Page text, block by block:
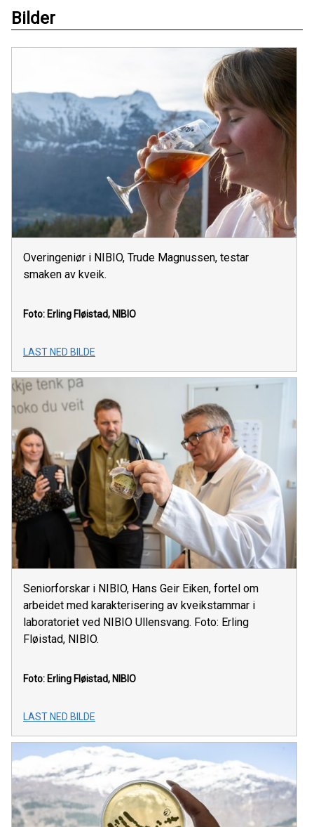
Bilder
Overingeniør i NIBIO, Trude Magnussen, testar
smaken av kveik.
Foto: Erling Fløistad, NIBIO
LAST NED BILDE
Seniorforskar i NIBIO, Hans Geir Eiken, fortel om
arbeidet med karakterisering av kveikstammar i
laboratoriet ved NIBIO Ullensvang. Foto: Erling
Fløistad, NIBIO.
Foto: Erling Fløistad, NIBIO
LAST NED BILDE